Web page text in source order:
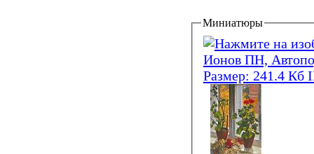
Миниатюры